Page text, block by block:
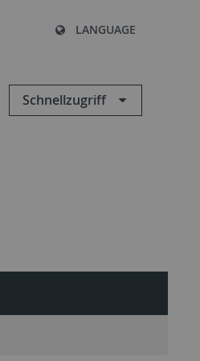
LANGUAGE
Schnellzugriff